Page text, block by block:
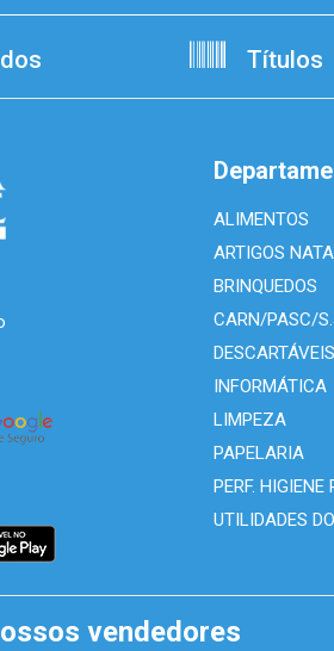
Títulos
ALIMENTOS
ARTIGOS
BRINQUEDOS
CARN/PASC/
DESCARTÁVEIS
INFORMÁTICA
LIMPEZA
PAPELARIA
PERF. HIGIENE
UTILIDADES
vendedores